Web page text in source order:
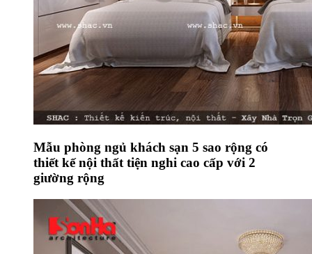
Mẫu phòng ngủ khách sạn 5 sao rộng có
thiết kế nội thất tiện nghi cao cấp với 2
giường rộng